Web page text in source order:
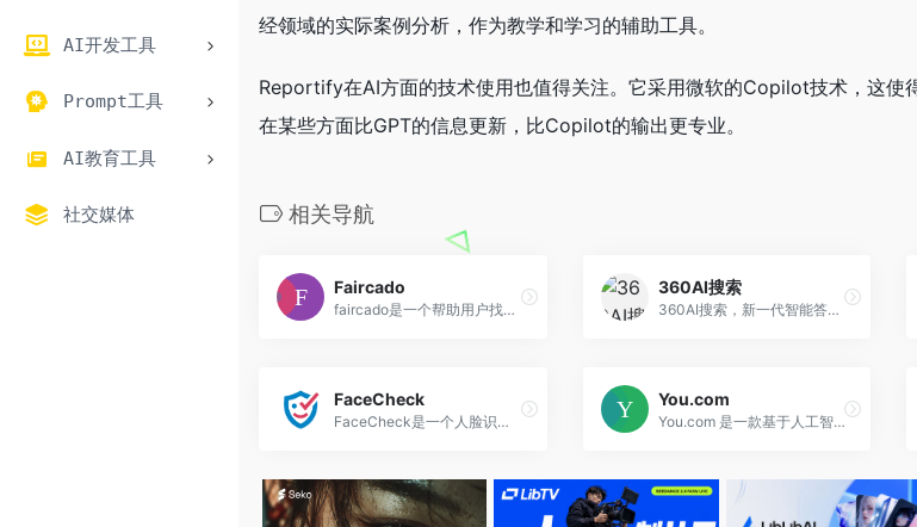
AI开发工具
Prompt工具
AI教育工具
社交媒体
经领域的实际案例分析，作为教学和学习的辅助工具。
Reportify在AI方面的技术使用也值得关注。它采用微软的Copilot技术，这使
在某些方面比GPT的信息更新，比Copilot的输出更专业。
相关导航
Faircado
faircado是一个帮助用户找到最好的二手商品交易的平台。它提供了一个搜索引擎，可以在互联网上快速搜索超过55个合作伙伴的1000万个产品。faircado还具有用户喜好和推荐功能，可以根据用户的个人偏好和历史记录来推荐适合他们的二手商品。此外，faircado还致力于推动可持续消费和循环经济，帮助用户为地球做出贡献。
360AI搜索
360AI搜索，新一代智能答案引擎，值得信赖的智能搜索伙伴，为复杂搜索提供专业支持，解锁更相关、更全面的答案。AI对用户提问进行精准语义分析，并通过追问获取更多有价值信息，将问题拆分为多组关键词后再进行搜索引擎检索，深度阅读网页内容，最终呈现逻辑清晰、准确无误的答案。
FaceCheck
FaceCheck是一个人脸识别搜索引擎，通过照片搜索人员，并验证您所交谈的是他们所声称的那个人。使用FaceCheck可以在线查找人员，揭露骗子、罪犯或虚假约会档案，保护您的家人安全。可以通过上传照片、拖放照片、浏览社交媒体、骗子、新闻与博客、性犯罪者、通缉照片、视频等方式进行人脸搜索。
You.com
You.com 是一款基于人工智能的搜索引擎，提供个性化搜索体验，同时保护用户数据 100% 私密。其多维度界面和水平和垂直滚动功能可以帮助用户在更短的时间内发现更多内容。用户可以通过个性化搜索结果和 150 多个应用程序（如 StackOverflow，Medium 和 Twitter）定制他们的搜索体验。You.com 无追踪和侵入性广告，保护用户的隐私。